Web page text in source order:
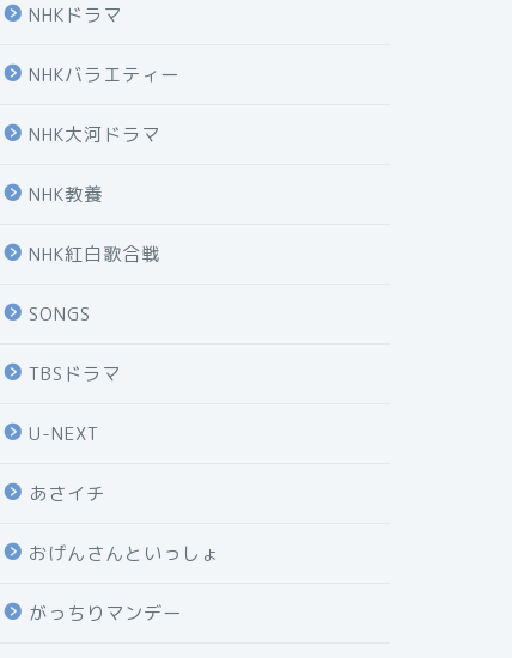
NHKドラマ
NHKバラエティー
NHK大河ドラマ
NHK教養
NHK紅白歌合戦
SONGS
TBSドラマ
U-NEXT
あさイチ
おげんさんといっしょ
がっちりマンデー